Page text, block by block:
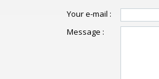
Your e-mail :
Message :